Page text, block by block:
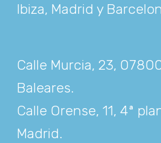
Ibiza, Madrid y
Calle Murcia, 23,
Baleares.
Calle Orense, 11, 4ª
Madrid.